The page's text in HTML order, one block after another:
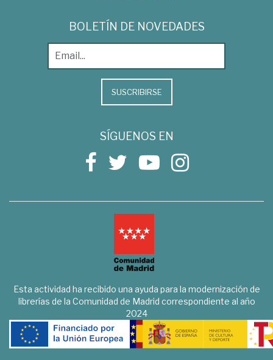
BOLETÍN DE NOVEDADES
SUSCRIBIRSE
SÍGUENOS EN
Esta actividad ha recibido una ayuda para la modernización de
librerías de la Comunidad de Madrid correspondiente al año
2024